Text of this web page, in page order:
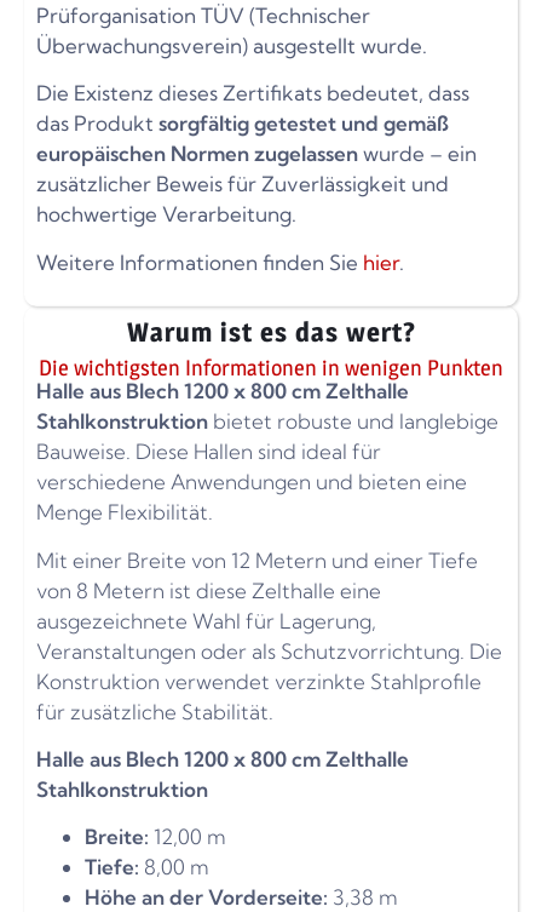
Prüforganisation TÜV (Technischer
Überwachungsverein) ausgestellt wurde.
Die Existenz dieses Zertifikats bedeutet, dass
das Produkt sorgfältig getestet und gemäß
europäischen Normen zugelassenwurde – ein
zusätzlicher Beweis für Zuverlässigkeit und
hochwertige Verarbeitung.
Weitere Informationen finden Sie hier.
Warum ist es das wert?
Die wichtigsten Informationen in wenigen Punkten
Halle aus Blech 1200 x 800 cm Zelthalle
Stahlkonstruktion bietet robuste und langlebige
Bauweise. Diese Hallen sind ideal für
verschiedene Anwendungen und bieten eine
Menge Flexibilität.
Mit einer Breite von 12 Metern und einer Tiefe
von 8 Metern ist diese Zelthalle eine
ausgezeichnete Wahl für Lagerung,
Veranstaltungen oder als Schutzvorrichtung. Die
Konstruktion verwendet verzinkte Stahlprofile
für zusätzliche Stabilität.
Halle aus Blech 1200 x 800 cm Zelthalle
Stahlkonstruktion
Breite: 12,00 m
Tiefe: 8,00 m
Höhe an der Vorderseite: 3,38 m